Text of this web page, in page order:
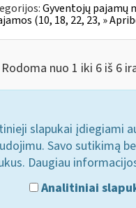
Gyventojų pajamų
(10, 18, 22, 23, »
Rodoma nuo 1 iki 6 iš 6
slapukai įdiegiami
Savo sutikimą
Daugiau
Analitiniai